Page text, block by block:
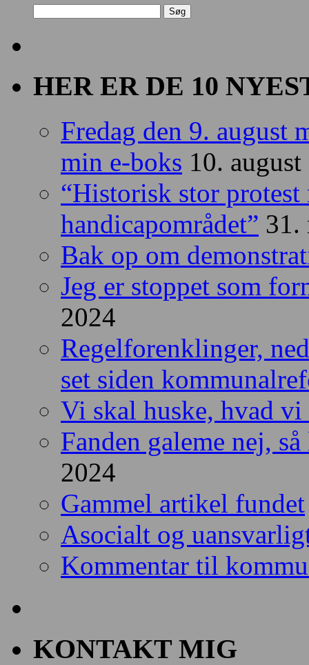
efter:
HER ER DE 10
Fredag den 9. august
min e-boks 10.
“Historisk stor protest
handicapområdet” 31.
Bak op om
Jeg er stoppet som
2024
Regelforenklinger,
set siden
Vi skal huske, hvad
Fanden galeme nej,
2024
Gammel artikel fundet
Asocialt og
Kommentar til
KONTAKT MIG